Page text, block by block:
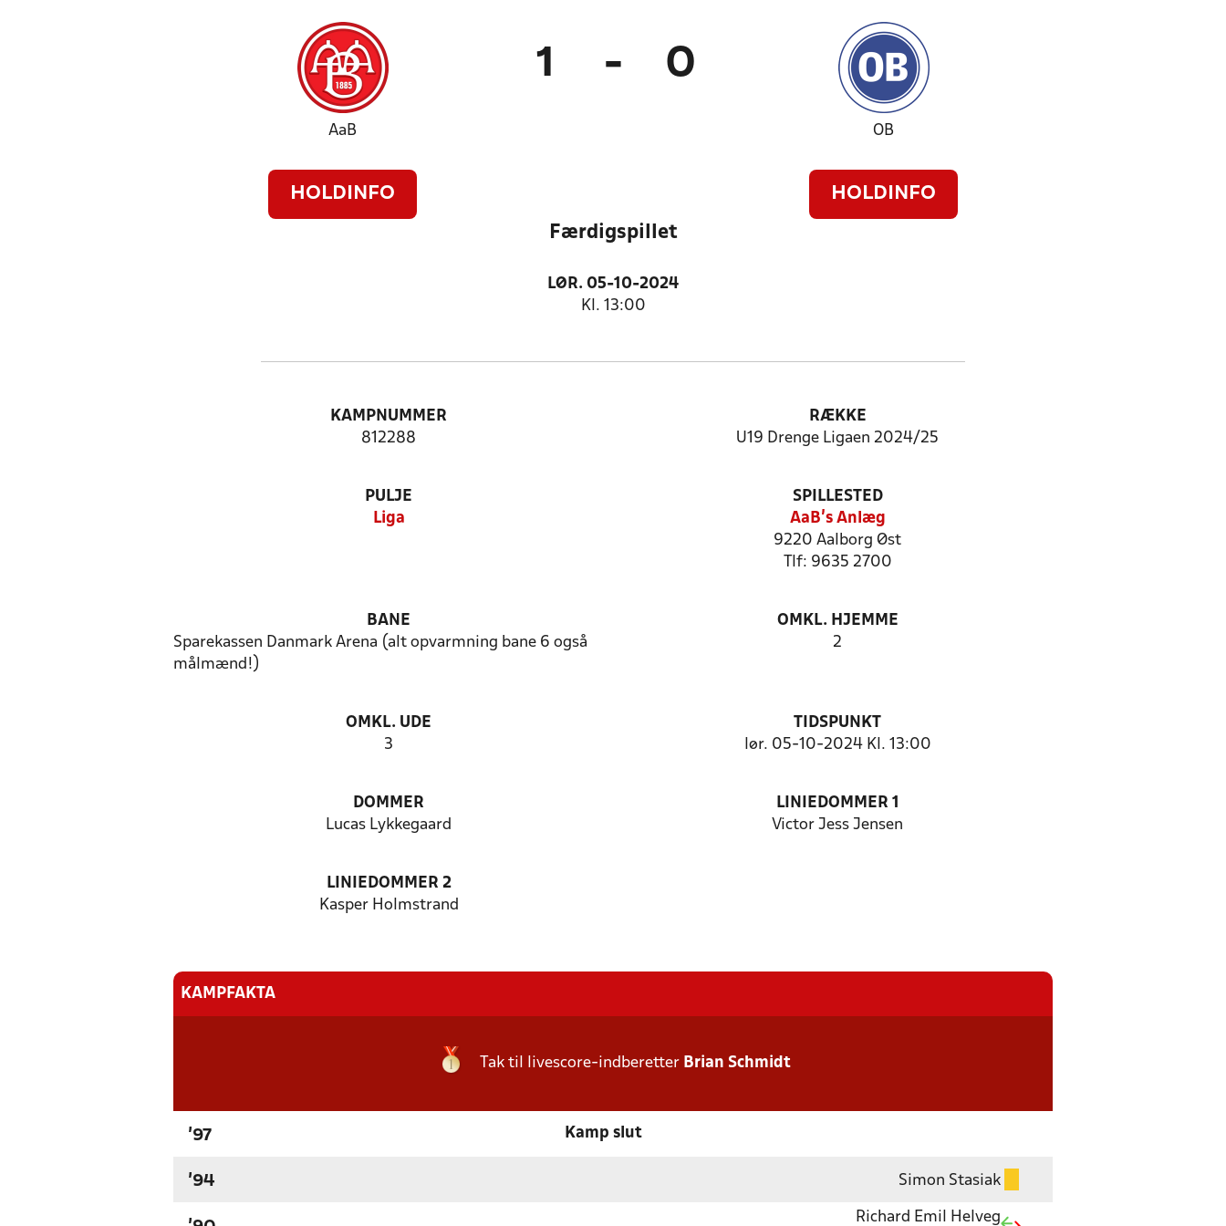
AaB
HOLDINFO
1 - 0
OB
HOLDINFO
Færdigspillet
LØR. 05-10-2024
Kl. 13:00
KAMPNUMMER
812288
RÆKKE
U19 Drenge Ligaen 2024/25
PULJE
Liga
SPILLESTED
AaB's Anlæg
9220 Aalborg Øst
Tlf: 9635 2700
BANE
Sparekassen Danmark Arena (alt opvarmning bane 6 også
målmænd!)
OMKL. HJEMME
2
OMKL. UDE
3
TIDSPUNKT
lør. 05-10-2024 Kl. 13:00
DOMMER
Lucas Lykkegaard
LINIEDOMMER 1
Victor Jess Jensen
LINIEDOMMER 2
Kasper Holmstrand
KAMPFAKTA
Tak til livescore-indberetter Brian Schmidt
'97 Kamp slut
'94 Simon Stasiak
Richard Emil Helveg